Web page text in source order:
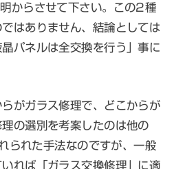
からさせて下さい。この2種
はありません、結論としては
晶パネルは全交換を行う」事に
がガラス修理で、どこからが
の選別を考案したのは他の
られた手法なのですが、一般
れば「ガラス交換修理」に適